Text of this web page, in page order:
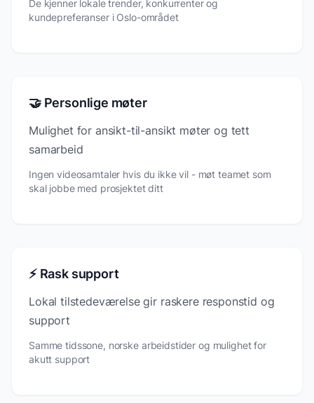
De kjenner lokale trender, konkurrenter og
kundepreferanser i Oslo-området
🤝 Personlige møter
Mulighet for ansikt-til-ansikt møter og tett
samarbeid
Ingen videosamtaler hvis du ikke vil - møt teamet som
skal jobbe med prosjektet ditt
⚡ Rask support
Lokal tilstedeværelse gir raskere responstid og
support
Samme tidssone, norske arbeidstider og mulighet for
akutt support